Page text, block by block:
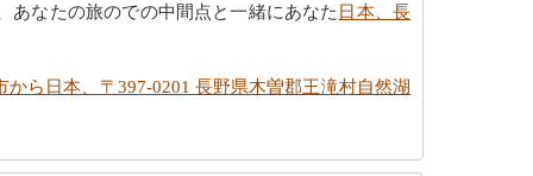
あなたの旅のでの中間点と一緒にあなた 日本、長
から日本、〒397-0201 長野県木曽郡王滝村自然湖